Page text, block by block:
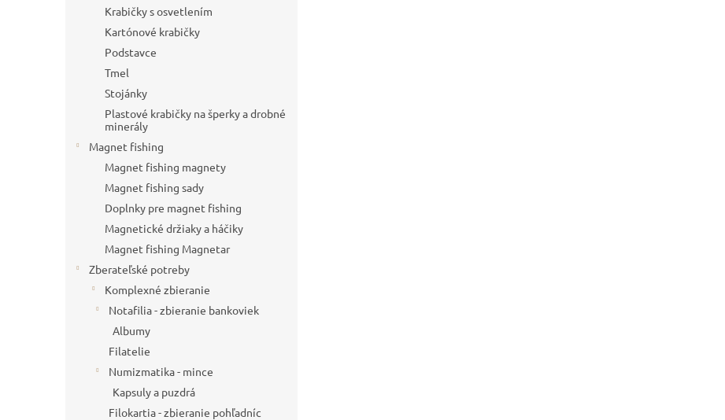
Krabičky s osvetlením
Kartónové krabičky
Podstavce
Tmel
Stojánky
Plastové krabičky na šperky a drobné
minerály
Magnet fishing
Magnet fishing magnety
Magnet fishing sady
Doplnky pre magnet fishing
Magnetické držiaky a háčiky
Magnet fishing Magnetar
Zberateľské potreby
Komplexné zbieranie
Notafilia - zbieranie bankoviek
Albumy
Filatelie
Numizmatika - mince
Kapsuly a puzdrá
Filokartia - zbieranie pohľadníc